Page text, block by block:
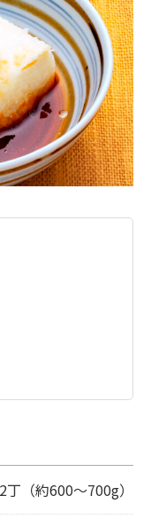
2丁（約600～700g）